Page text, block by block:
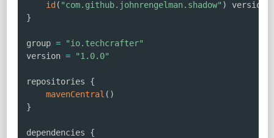
id ( "com.github.johnrengelman.shadow" ) version
}
group =
"io.techcrafter"
version = "1.0.0"
repositories {
mavenCentral ( )
}
dependencies {